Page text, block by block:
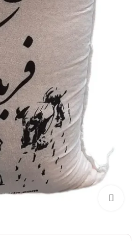
برای بزرگنمایی کلیک کنید